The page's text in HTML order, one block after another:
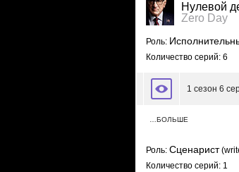
Нулевой
Zero Day
Роль:
Количество серий: 6
1 сезон 6
…БОЛЬШЕ
Роль: Сценарист
Количество серий: 1